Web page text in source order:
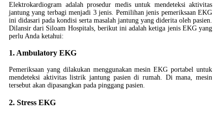
Elektrokardiogram adalah prosedur medis untuk mendeteksi aktivitas
jantung yang terbagi menjadi 3 jenis. Pemilihan jenis pemeriksaan EKG
ini didasari pada kondisi serta masalah jantung yang diderita oleh pasien.
Dilansir dari Siloam Hospitals, berikut ini adalah ketiga jenis EKG yang
perlu Anda ketahui:
1. Ambulatory EKG
Pemeriksaan yang dilakukan menggunakan mesin EKG portabel untuk
mendeteksi aktivitas listrik jantung pasien di rumah. Di mana, mesin
tersebut akan dipasangkan pada pinggang pasien.
2. Stress EKG